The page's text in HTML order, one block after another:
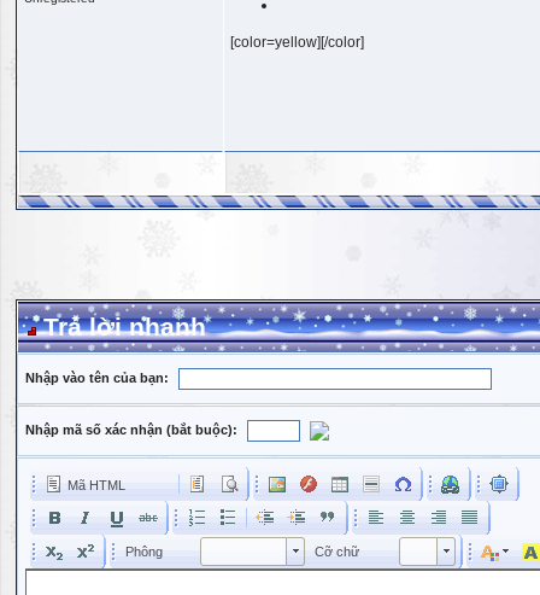
[color=yellow][/color]
Trả lời nhanh
Nhập vào tên của bạn:
Nhập mã số xác nhận (bắt buộc):
Mã HTML
Phông Phông Cỡ chữ Kích cỡ phông